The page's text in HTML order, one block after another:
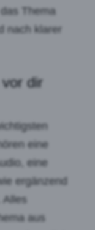
Thema
nach klarer
dir
eine
eine
ergänzend
Alles
aus